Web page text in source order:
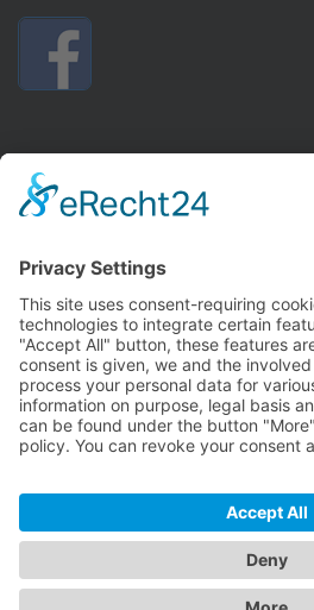
Anfahrt:
Anfahrt zum Schützenhaus nach
Impressum Kontakt
Anfahrt